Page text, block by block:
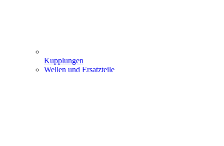
Kupplungen
Wellen und Ersatzteile